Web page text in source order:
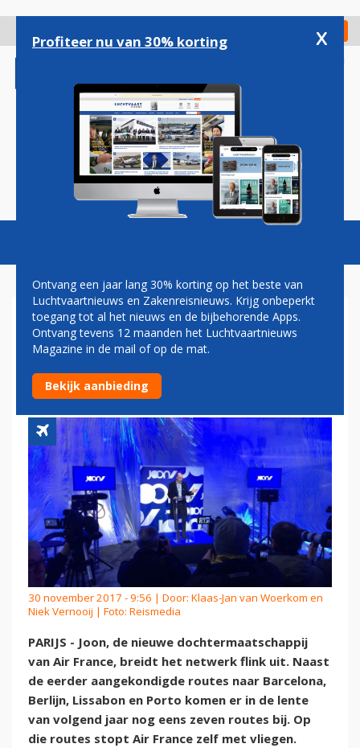
gaan
Check in
Magazine Podcasts Vacatures
NIEUWE AIR FRANCE-TELG
JOON ONTHULT ZEVEN
EXTRA ROUTES
30 november 2017 - 9:56 | Door: Klaas-Jan van Woerkom en
Niek Vernooij | Foto: Reismedia
PARIJS - Joon, de nieuwe dochtermaatschappij
van Air France, breidt het netwerk flink uit. Naast
de eerder aangekondigde routes naar Barcelona,
Berlijn, Lissabon en Porto komen er in de lente
van volgend jaar nog eens zeven routes bij. Op
die routes stopt Air France zelf met vliegen.
Profiteer nu van 30% korting x
Ontvang een jaar lang 30% korting op het beste van
Luchtvaartnieuws en Zakenreisnieuws. Krijg onbeperkt
toegang tot al het nieuws en de bijbehorende Apps.
Ontvang tevens 12 maanden het Luchtvaartnieuws
Magazine in de mail of op de mat.
Bekijk aanbieding